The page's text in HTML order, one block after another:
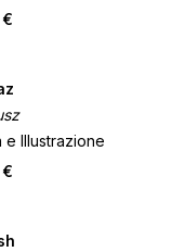
e Illustrazione